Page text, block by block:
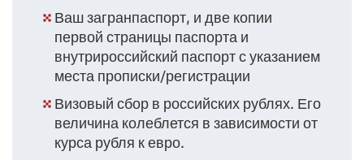
Ваш загранпаспорт, и две копии
первой страницы паспорта и
внутрироссийский паспорт с указанием
места прописки/регистрации
Визовый сбор в российских рублях. Его
величина колеблется в зависимости от
курса рубля к евро.